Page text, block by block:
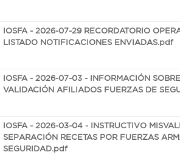
IOSFA - 2026-07-29 RECORDATORIO
LISTADO NOTIFICACIONES ENVIADAS.pdf
IOSFA - 2026-07-03 - INFORMACIÓN
VALIDACIÓN AFILIADOS FUERZAS DE
IOSFA - 2026-03-04 - INSTRUCTIVO
SEPARACIÓN RECETAS POR FUERZAS
SEGURIDAD.pdf